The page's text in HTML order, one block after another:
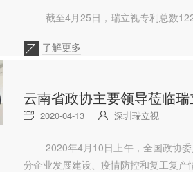
截至4月25日，瑞立视专利总数
了解更多
云南省政协主要领导莅临
2020-04-13 深圳瑞立视
2020年4月10日上午，全国政协
分企业发展建设、疫情防控和复工复产